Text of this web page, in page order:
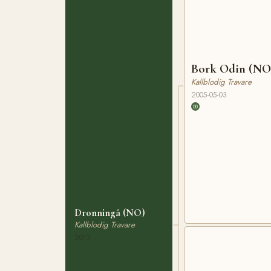
Dronningå (NO)
Kallblodig Travare
Bork Odin
Kallblodig Travare
2005-05-03